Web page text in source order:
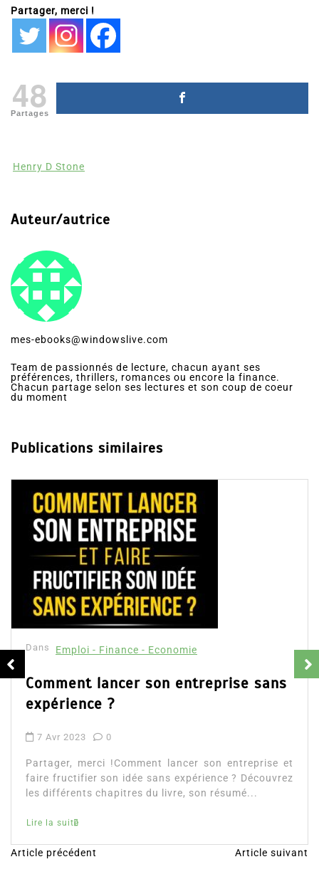
Partager, merci !
48
Partages
Henry D Stone
Auteur/autrice
mes-ebooks@windowslive.com
Team de passionnés de lecture, chacun ayant ses
préférences, thrillers, romances ou encore la finance.
Chacun partage selon ses lectures et son coup de coeur
du moment
Publications similaires
Finance - Economie
lancer son entreprise sans
!Comment lancer son entreprise et
idée sans expérience ? Découvrez
du livre, son résumé...
Julien
N
Article précédent Article suivant